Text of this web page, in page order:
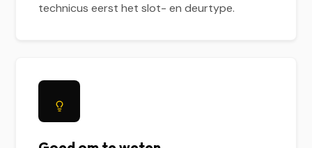
technicus eerst het slot- en deurtype.